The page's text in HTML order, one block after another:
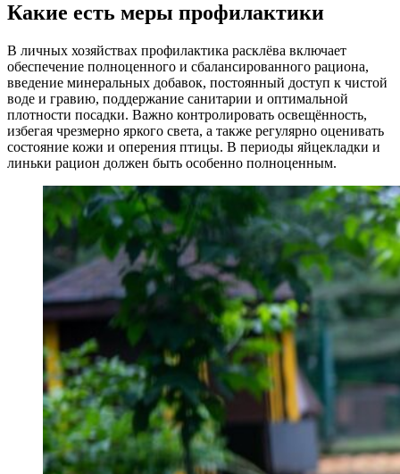
Какие есть меры профилактики
В личных хозяйствах профилактика расклёва включает
обеспечение полноценного и сбалансированного рациона,
введение минеральных добавок, постоянный доступ к чистой
воде и гравию, поддержание санитарии и оптимальной
плотности посадки. Важно контролировать освещённость,
избегая чрезмерно яркого света, а также регулярно оценивать
состояние кожи и оперения птицы. В периоды яйцекладки и
линьки рацион должен быть особенно полноценным.